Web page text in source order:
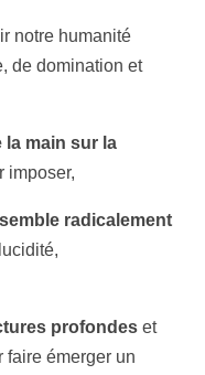
notre humanité
de domination et
la main sur la
imposer,
radicalement
profondes et
faire émerger un